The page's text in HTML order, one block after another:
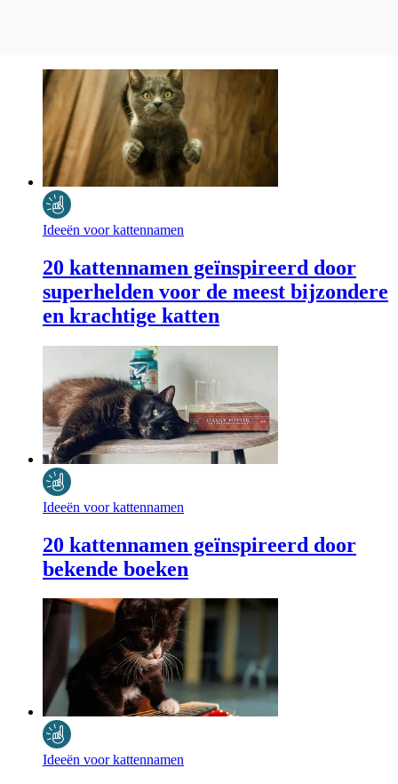
Ideeën voor kattennamen
20 kattennamen geïnspireerd door
superhelden voor de meest bijzondere
en krachtige katten
Ideeën voor kattennamen
20 kattennamen geïnspireerd door
bekende boeken
Ideeën voor kattennamen